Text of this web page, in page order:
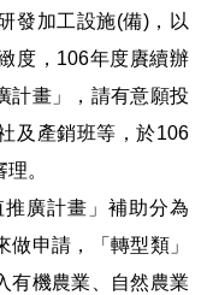
發加工設施(備)，以
度，106年度賡續辦
計畫」，請有意願投
及產銷班等，於106
。
廣計畫」補助分為
做申請，「轉型類」
有機農業、自然農業